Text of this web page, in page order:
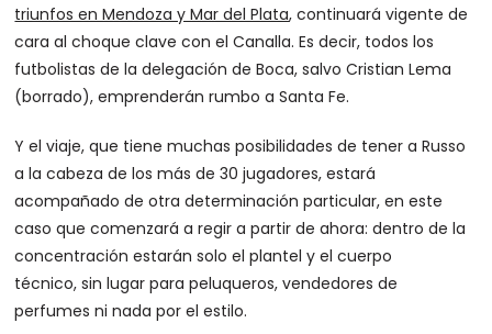
triunfos en Mendoza y Mar del Plata, continuará vigente de
cara al choque clave con el Canalla. Es decir, todos los
futbolistas de la delegación de Boca, salvo Cristian Lema
(borrado), emprenderán rumbo a Santa Fe.
Y el viaje, que tiene muchas posibilidades de tener a Russo
a la cabeza de los más de 30 jugadores, estará
acompañado de otra determinación particular, en este
caso que comenzará a regir a partir de ahora: dentro de la
concentración estarán solo el plantel y el cuerpo
técnico, sin lugar para peluqueros, vendedores de
perfumes ni nada por el estilo.